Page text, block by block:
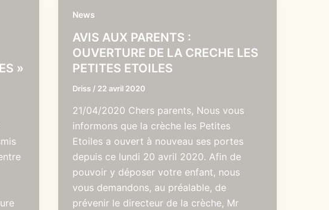
»
News
AVIS AUX PARENTS :
OUVERTURE DE LA CRECHE LES
PETITES ETOILES
Driss / 22 avril 2020
21/04/2020 Chers parents, Nous vous
informons que la crèche les Petites
Etoiles a ouvert à nouveau ses portes
depuis ce lundi 20 avril 2020. Afin de
pouvoir y déposer votre enfant, nous
vous demandons, au préalable, de
prévenir le directeur de la crèche, Mr